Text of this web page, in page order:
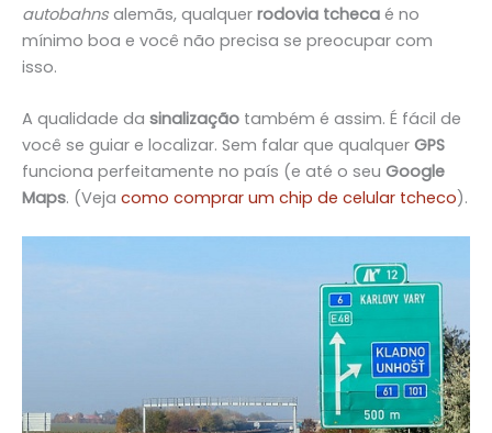
autobahns alemãs, qualquer rodovia tcheca é no
mínimo boa e você não precisa se preocupar com
isso.
A qualidade da sinalização também é assim. É fácil de
você se guiar e localizar. Sem falar que qualquer GPS
funciona perfeitamente no país (e até o seu Google
Maps. (Veja como comprar um chip de celular tcheco).